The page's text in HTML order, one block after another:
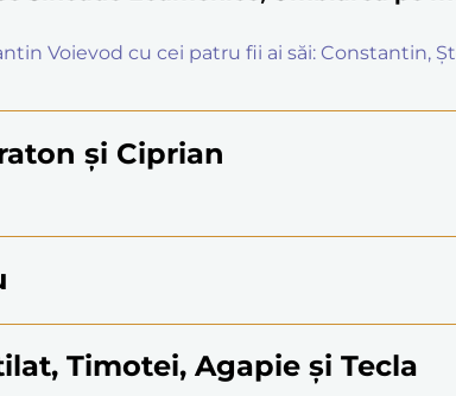
Voievod cu cei patru fii ai săi: Constantin,
și Ciprian
Timotei, Agapie și Tecla